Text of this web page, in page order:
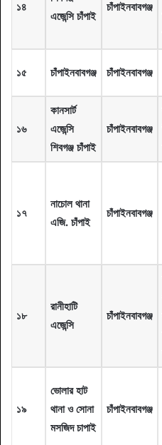
১৪
এজেন্সি চাঁপাই
চাঁপাইনবাবগঞ্জ
১৫ চাঁপাইনবাবগঞ্জ চাঁপাইনবাবগঞ্জ
১৬
কানসার্ট
এজেন্সি
শিবগঞ্জ চাঁপাই
চাঁপাইনবাবগঞ্জ
১৭
নাচোল থানা
এজি. চাঁপাই
চাঁপাইনবাবগঞ্জ
১৮
রানীহাটি
এজেন্সি
চাঁপাইনবাবগঞ্জ
১৯
ভোলার হাট
থানা ও সোনা
মসজিদ চাপাই
চাঁপাইনবাবগঞ্জ